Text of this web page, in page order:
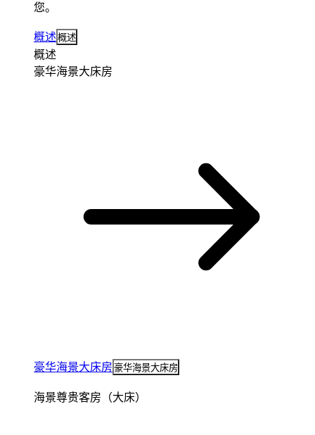
您。
概述 概述
概述
豪华海景大床房
豪华海景大床房 豪华海景大床房
海景尊贵客房（大床）